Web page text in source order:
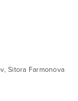
, Sitora Farmonova